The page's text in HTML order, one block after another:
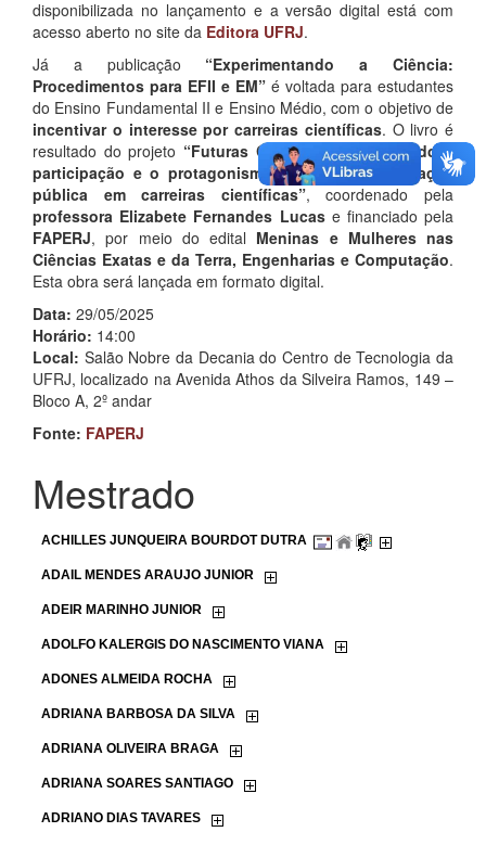
disponibilizada no lançamento e a versão digital está com
acesso aberto no site da Editora UFRJ.
Já a publicação “Experimentando a Ciência:
Procedimentos para EFII e EM” é voltada para estudantes
do Ensino Fundamental II e Ensino Médio, com o objetivo de
incentivar o interesse por carreiras científicas. O livro é
resultado do projeto “Futuras Cientistas: Promovendo a
participação e o protagonismo feminino da educação
pública em carreiras científicas”, coordenado pela
professora Elizabete Fernandes Lucase financiado pela
FAPERJ, por meio do edital Meninas e Mulheres nas
Ciências Exatas e da Terra, Engenharias e Computação.
Esta obra será lançada em formato digital.
Data: 29/05/2025
Horário: 14:00
Local: Salão Nobre da Decania do Centro de Tecnologia da
UFRJ, localizado na Avenida Athos da Silveira Ramos, 149 –
Bloco A, 2º andar
Fonte: FAPERJ
Mestrado